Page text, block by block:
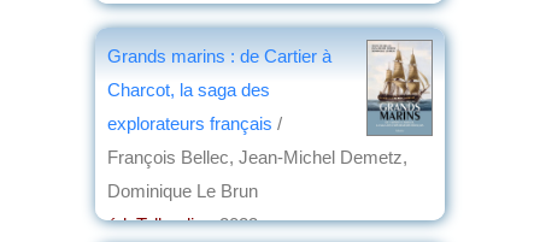
Grands marins : de Cartier à
Charcot, la saga des
explorateurs français /
François Bellec, Jean-Michel Demetz,
Dominique Le Brun
éd. Tallandier, 2023